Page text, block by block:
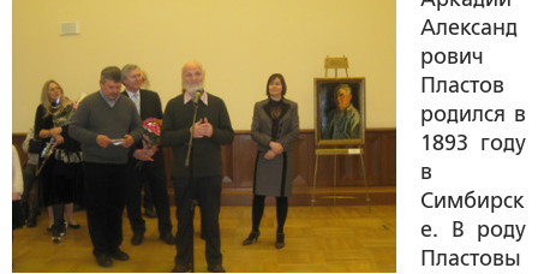
Александ
рович
Пластов
родился в
1893 году
в
Симбирск
е. В роду
Пластовы